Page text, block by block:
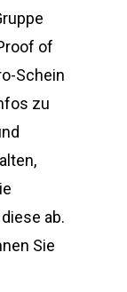
of
Schein
zu
ab.
Sie